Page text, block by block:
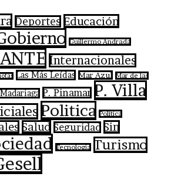
Deportes Educación
Guillermo Andrada
Internacionales
Las Más Leídas Mar Azul Mar de las
Madariaga P. Pinamar P. Villa
Politica
Política
Salud Seguridad Sin
Tecnologia Turismo